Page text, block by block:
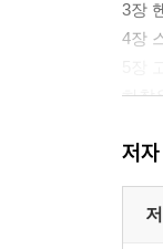
3장
4장
하찮
3부
6장
저